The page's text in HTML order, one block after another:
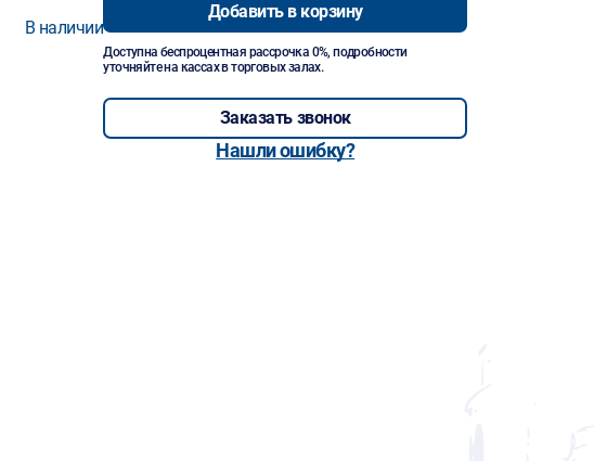
В наличии
Добавить в корзину
Доступна беспроцентная рассрочка 0%, подробности
уточняйте на кассах в торговых залах.
Заказать звонок
Нашли ошибку?